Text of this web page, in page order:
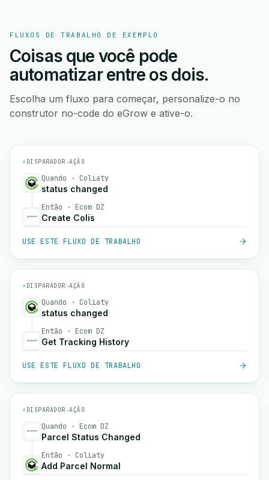
FLUXOS DE TRABALHO DE EXEMPLO
Coisas que você pode
automatizar entre os dois.
Escolha um fluxo para começar, personalize-o no
construtor no-code do eGrow e ative-o.
⚡ DISPARADOR→AÇÃO
Quando · Coliaty
status changed
Então · Ecom DZ
Create Colis
USE ESTE FLUXO DE TRABALHO
⚡ DISPARADOR→AÇÃO
Quando · Coliaty
status changed
Então · Ecom DZ
Get Tracking History
USE ESTE FLUXO DE TRABALHO
⚡ DISPARADOR→AÇÃO
Quando · Ecom DZ
Parcel Status Changed
Então · Coliaty
Add Parcel Normal